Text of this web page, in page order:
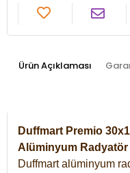
Ürün Açıklaması
Duffmart Premio
Alüminyum Radyatör
Duffmart alüminyum